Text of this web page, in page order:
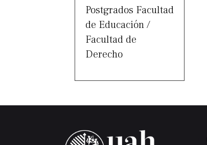
Postgrados Facultad
de Educación /
Facultad de
Derecho